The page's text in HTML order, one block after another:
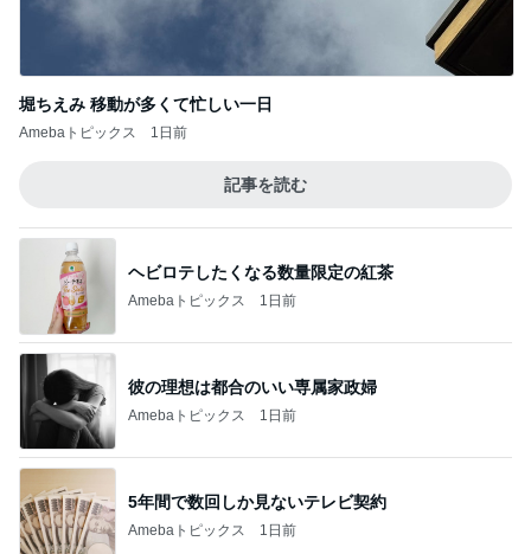
1日前
Amebaトピックス 1日前
彼の理想は都合のいい専属家政婦
Amebaトピックス 1日前
5年間で数回しか見ないテレビ契約
Amebaトピックス 1日前
夫に無理だと思い荷物をまとめた嫁
Amebaトピックス 1日前